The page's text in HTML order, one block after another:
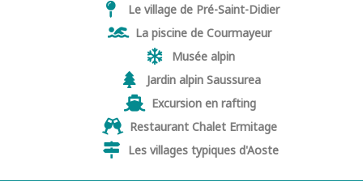
Le village de Pré-Saint-Didier
La piscine de Courmayeur
Musée alpin
Jardin alpin Saussurea
Excursion en rafting
Restaurant Chalet Ermitage
Les villages typiques d'Aoste